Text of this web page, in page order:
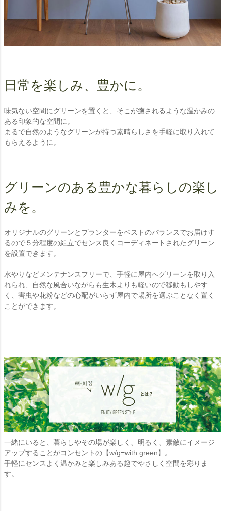
日常を楽しみ、豊かに。
味気ない空間にグリーンを置くと、そこが癒されるような温かみの
ある印象的な空間に。
まるで自然のようなグリーンが持つ素晴らしさを手軽に取り入れて
もらえるように。
グリーンのある豊かな暮らしの楽し
みを。
オリジナルのグリーンとプランターをベストのバランスでお届けす
るので５分程度の組立でセンス良くコーディネートされたグリーン
を設置できます。
水やりなどメンテナンスフリーで、手軽に屋内へグリーンを取り入
れられ、自然な風合いながらも生木よりも軽いので移動もしやす
く、害虫や花粉などの心配がいらず屋内で場所を選ぶことなく置く
ことができます。
一緒にいると、暮らしやその場が楽しく、明るく、素敵にイメージ
アップすることがコンセントの【w/g=with green】。
手軽にセンスよく温かみと楽しみある趣でやさしく空間を彩りま
す。